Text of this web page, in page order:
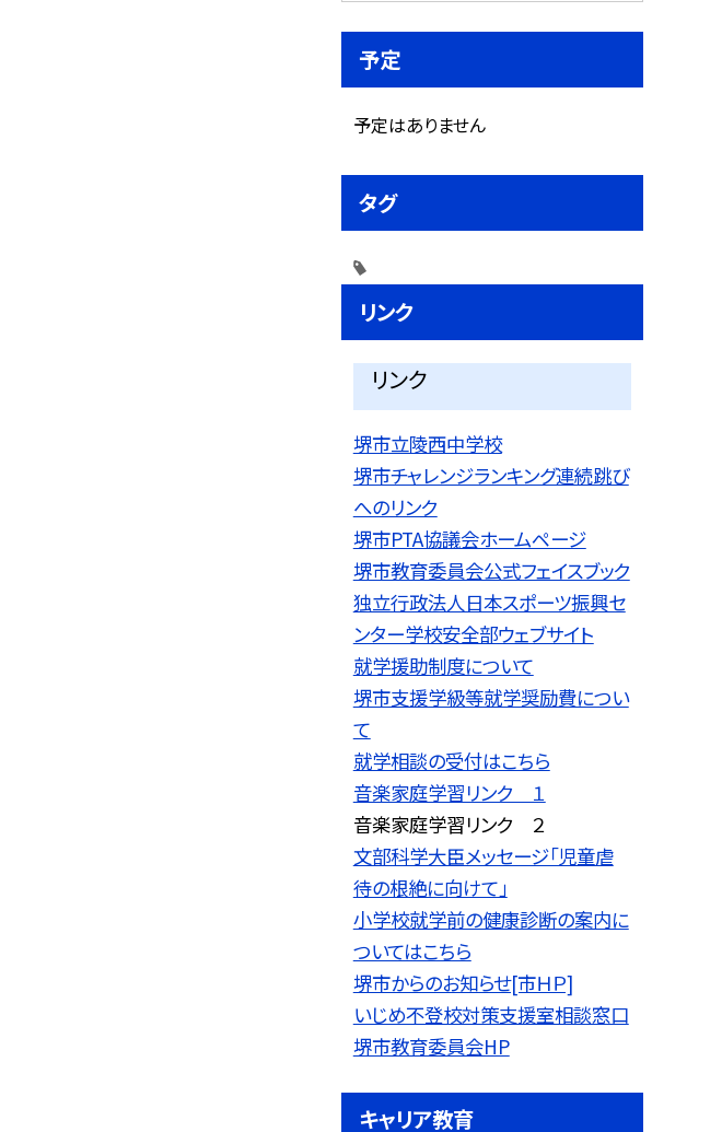
予定
予定はありません
タグ
リンク
リンク
堺市立陵西中学校
堺市チャレンジランキング連続跳び
へのリンク
堺市PTA協議会ホームページ
堺市教育委員会公式フェイスブック
独立行政法人日本スポーツ振興セ
ンター学校安全部ウェブサイト
就学援助制度について
堺市支援学級等就学奨励費につい
て
就学相談の受付はこちら
音楽家庭学習リンク １
音楽家庭学習リンク ２
文部科学大臣メッセージ「児童虐
待の根絶に向けて」
小学校就学前の健康診断の案内に
ついてはこちら
堺市からのお知らせ[市ＨＰ]
いじめ不登校対策支援室相談窓口
堺市教育委員会HP
キャリア教育